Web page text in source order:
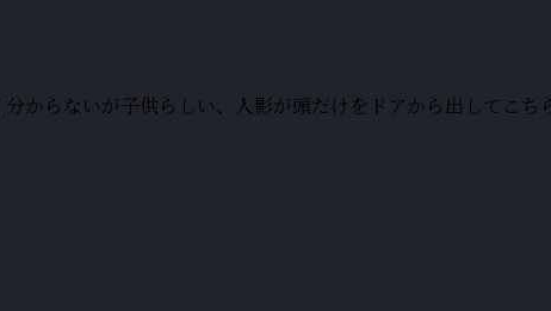
からないが子供らしい、人影が頭だけをドアから出してこち